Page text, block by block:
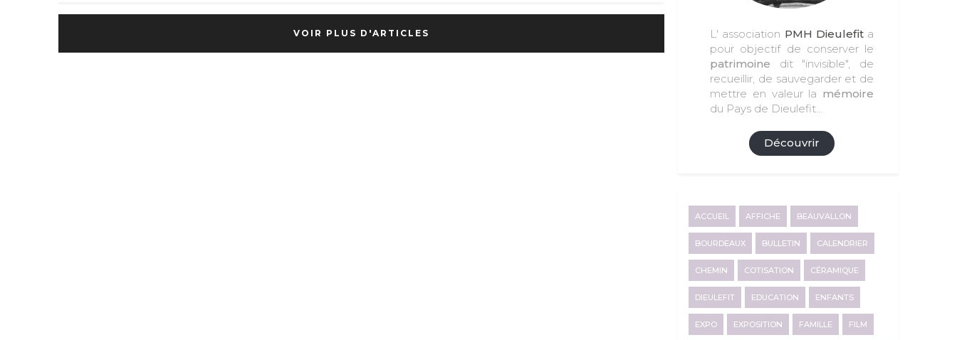
VOIR PLUS D'ARTICLES L' association PMH Dieulefita
pour objectif de conserver le
patrimoine dit "invisible", de
recueillir, de sauvegarder et de
mettre en valeur la mémoire
du Pays de Dieulefit...
Découvrir
ACCUEIL AFFICHE BEAUVALLON
BOURDEAUX BULLETIN CALENDRIER
CHEMIN COTISATION CÉRAMIQUE
DIEULEFIT EDUCATION ENFANTS
EXPO EXPOSITION FAMILLE FILM